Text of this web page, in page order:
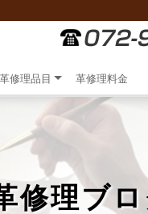
革修理品目 革修理料金
修理ブ